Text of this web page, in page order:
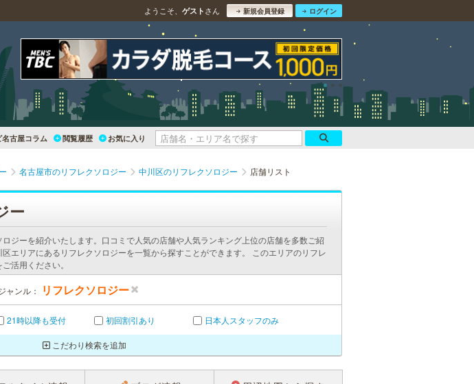
ようこそ、 ゲスト さん 新規会員登録 ログイン
名古屋コラム 閲覧履歴 お気に入り
名古屋市のリフレクソロジー 中川区のリフレクソロジー 店舗リスト
ー
ジーを紹介いたします。口コミで人気の店舗や人気ランキング上位の店舗を多数ご紹
エリアにあるリフレクソロジーを一覧から探すことができます。 このエリアのリフレ
活用ください。
ャンル： リフレクソロジー
21時以降も受付 初回割引あり 日本人スタッフのみ
こだわり検索を追加